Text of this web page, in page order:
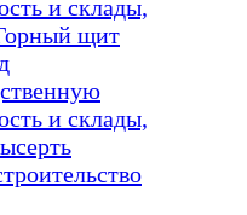
и склады,
щит
и склады,